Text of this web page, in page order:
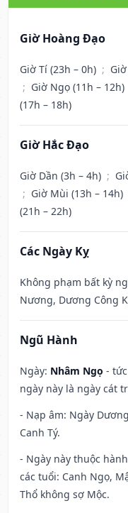
Giờ Hoàng Đạo
Giờ Tí (23h – 0h) ;
; Giờ Ngọ (11h – 12h)
(17h – 18h)
Giờ Hắc Đạo
Giờ Dần (3h – 4h) ;
; Giờ Mùi (13h – 14h)
(21h – 22h)
Các Ngày Kỵ
Không phạm bất kỳ
Nương, Dương Công
Ngũ Hành
Ngày: Nhâm Ngọ -
ngày này là ngày cát
- Nạp âm: Ngày
Canh Tý.
- Ngày này thuộc
các tuổi: Canh Ngọ,
Thổ không sợ Mộc.